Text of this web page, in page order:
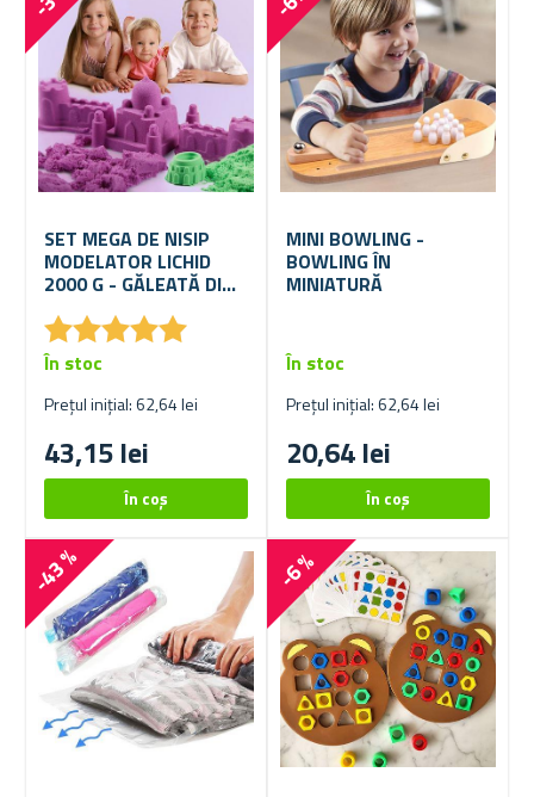
SET MEGA DE NISIP
MODELATOR LICHID
2000 G - GĂLEATĂ DIN
★★★★★
★★★★★
Prețul inițial: 62,64 lei
43,15 lei
În stoc
MINI BOWLING -
BOWLING ÎN
MINIATURĂ
Prețul inițial: 62,64 lei
20,64 lei
În stoc
-43 % -6 %